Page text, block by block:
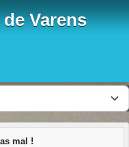
Varens
mal !